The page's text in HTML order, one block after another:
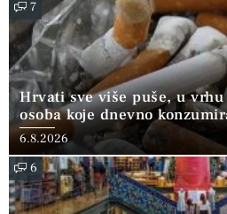
7
Hrvati sve više puše, u
osoba koje dnevno
6.8.2026
6